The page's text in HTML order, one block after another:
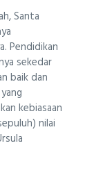
Santa
Pendidikan
sekedar
baik dan
kebiasaan
nilai